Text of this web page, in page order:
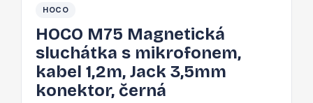
HOCO
HOCO M75 Magnetická
sluchátka s mikrofonem,
kabel 1,2m, Jack 3,5mm
konektor, černá